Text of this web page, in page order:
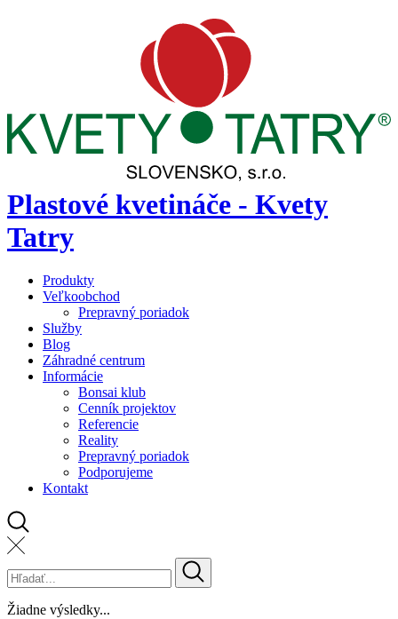
Plastové kvetináče - Kvety
Tatry
Produkty
Veľkoobchod
Prepravný poriadok
Služby
Blog
Záhradné centrum
Informácie
Bonsai klub
Cenník projektov
Referencie
Reality
Prepravný poriadok
Podporujeme
Kontakt
Žiadne výsledky...